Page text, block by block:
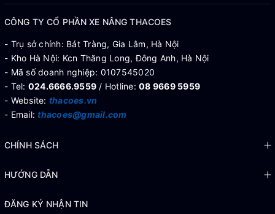
CÔNG TY CỔ PHẦN XE NÂNG THACOES
- Trụ sở chính: Bát Tràng, Gia Lâm, Hà Nội
- Kho Hà Nội: Kcn Thăng Long, Đông Anh, Hà Nội
- Mã số doanh nghiệp: 0107545020
- Tel: 024.6666.9559 / Hotline: 08 9669 5959
- Website: thacoes.vn
- Email:thacoes@gmail.com
CHÍNH SÁCH
HƯỚNG DẪN
ĐĂNG KÝ NHẬN TIN